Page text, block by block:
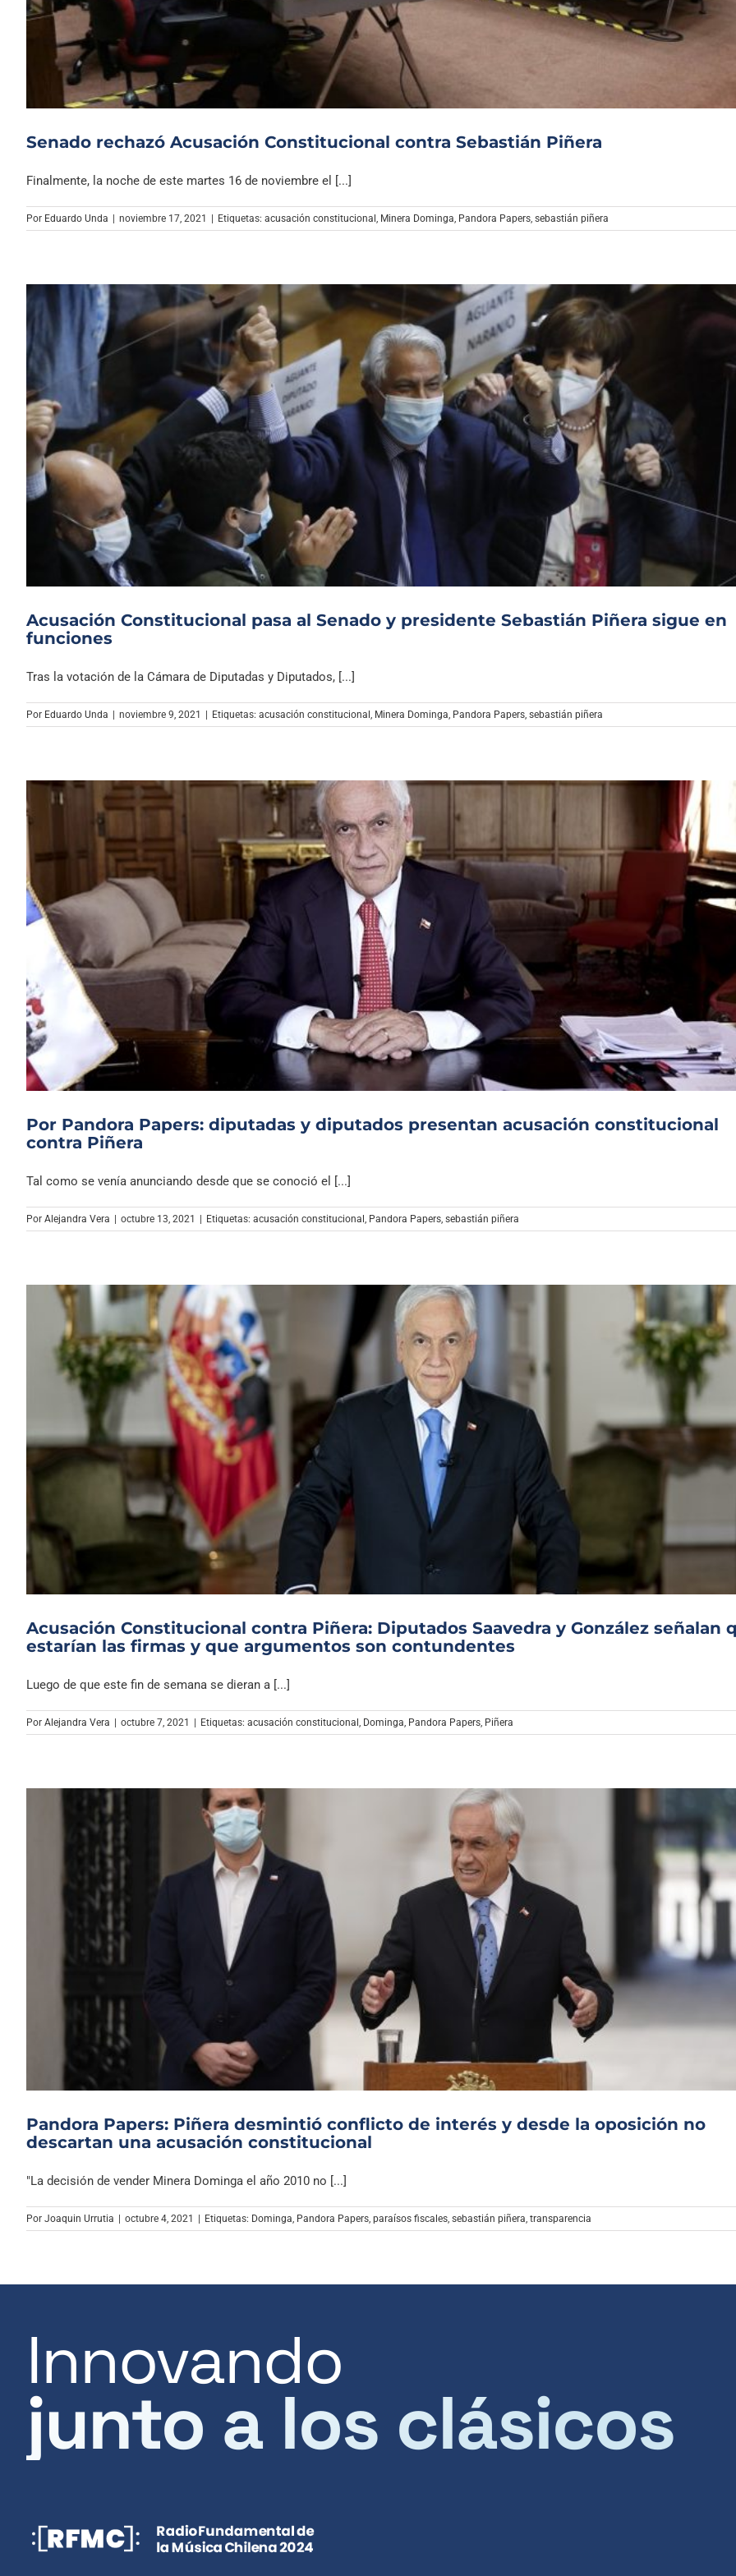
Archivo Sonoro
Senado rechazó Acusación Constitucional contra Sebastián Piñera
Finalmente, la noche de este martes 16 de noviembre el [...]
Por Eduardo Unda noviembre 17, 2021 Etiquetas: acusación constitucional , Minera Dominga, Pandora Papers, sebastián piñera
Acusación Constitucional pasa al Senado y presidente Sebastián Piñera sigue en
funciones
Tras la votación de la Cámara de Diputadas y Diputados, [...]
Por Eduardo Unda noviembre 9, 2021 Etiquetas: acusación constitucional , Minera Dominga, Pandora Papers, sebastián piñera
Por Pandora Papers: diputadas y diputados presentan acusación constitucional
contra Piñera
Tal como se venía anunciando desde que se conoció el [...]
Por Alejandra Vera | octubre 13, 2021 | Etiquetas: acusación constitucional Pandora Papers sebastián piñera
Acusación Constitucional contra Piñera: Diputados Saavedra y González señalan
estarían las firmas y que argumentos son contundentes
Luego de que este fin de semana se dieran a [...]
Por Alejandra Vera | octubre 7, 2021 | Etiquetas: acusación constitucional Dominga Pandora Papers Piñera
Pandora Papers: Piñera desmintió conflicto de interés y desde la oposición no
descartan una acusación constitucional
"La decisión de vender Minera Dominga el año 2010 no [...]
Por Joaquin Urrutia octubre 4, 2021 Etiquetas: Dominga, Pandora Papers, paraísos fiscales, sebastián piñera, transparencia
Innovando
junto a los clásicos